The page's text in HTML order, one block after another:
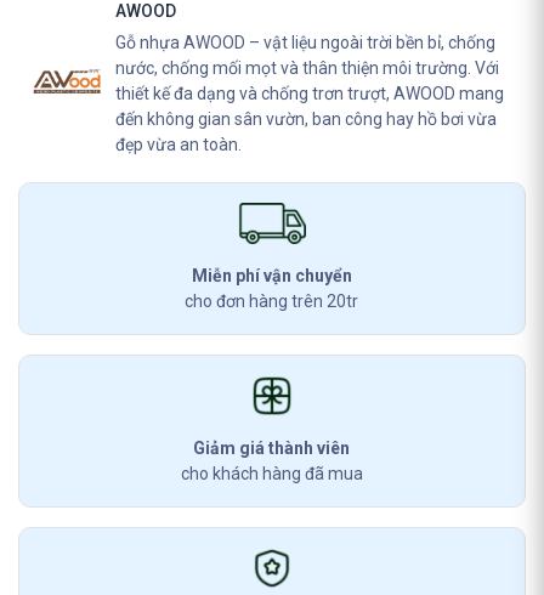
AWOOD
Gỗ nhựa AWOOD – vật liệu ngoài trời bền bỉ, chống
nước, chống mối mọt và thân thiện môi trường. Với
thiết kế đa dạng và chống trơn trượt, AWOOD mang
đến không gian sân vườn, ban công hay hồ bơi vừa
đẹp vừa an toàn.
Miễn phí vận chuyển
cho đơn hàng trên 20tr
Giảm giá thành viên
cho khách hàng đã mua